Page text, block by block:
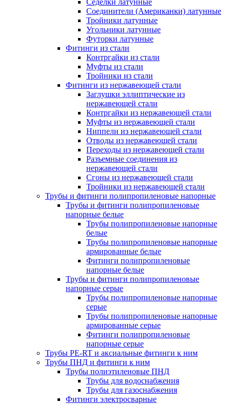
Сёделки латунные
Соединители (Американки) латунные
Тройники латунные
Угольники латунные
Футорки латунные
Фитинги из стали
Контргайки из стали
Муфты из стали
Тройники из стали
Фитинги из нержавеющей стали
Заглушки эллиптические из
нержавеющей стали
Контргайки из нержавеющей стали
Муфты из нержавеющей стали
Ниппели из нержавеющей стали
Отводы из нержавеющей стали
Переходы из нержавеющей стали
Разъемные соединения из
нержавеющей стали
Сгоны из нержавеющей стали
Тройники из нержавеющей стали
Трубы и фитинги полипропиленовые напорные
Трубы и фитинги полипропиленовые
напорные белые
Трубы полипропиленовые напорные
белые
Трубы полипропиленовые напорные
армированные белые
Фитинги полипропиленовые
напорные белые
Трубы и фитинги полипропиленовые
напорные серые
Трубы полипропиленовые напорные
серые
Трубы полипропиленовые напорные
армированные серые
Фитинги полипропиленовые
напорные серые
Трубы PE-RT и аксиальные фитинги к ним
Трубы ПНД и фитинги к ним
Трубы полиэтиленовые ПНД
Трубы для водоснабжения
Трубы для газоснабжения
Фитинги электросварные